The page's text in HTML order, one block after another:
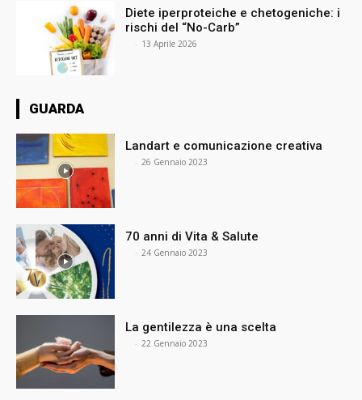
Diete iperproteiche e chetogeniche: i
rischi del “No-Carb”
- 13 Aprile 2026
GUARDA
Landart e comunicazione creativa
- 26 Gennaio 2023
70 anni di Vita & Salute
- 24 Gennaio 2023
La gentilezza è una scelta
- 22 Gennaio 2023